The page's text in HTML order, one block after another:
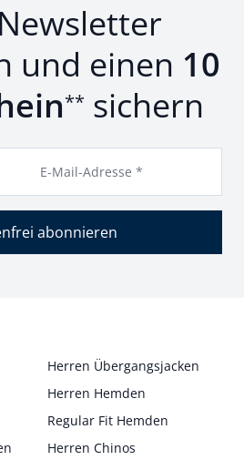
und einen 10
** sichern
E-Mail-Adresse *
abonnieren
Herren Übergangsjacken
Herren Hemden
Regular Fit Hemden
Herren Chinos